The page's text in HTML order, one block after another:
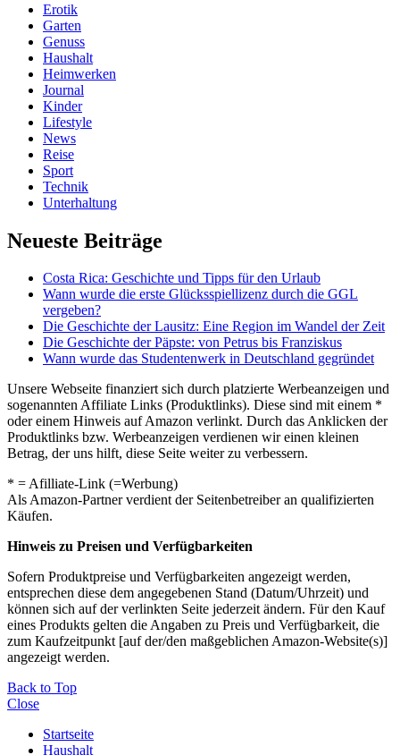
Erotik
Garten
Genuss
Haushalt
Heimwerken
Journal
Kinder
Lifestyle
News
Reise
Sport
Technik
Unterhaltung
Neueste Beiträge
Costa Rica: Geschichte und Tipps für den Urlaub
Wann wurde die erste Glücksspiellizenz durch die GGL
vergeben?
Die Geschichte der Lausitz: Eine Region im Wandel der Zeit
Die Geschichte der Päpste: von Petrus bis Franziskus
Wann wurde das Studentenwerk in Deutschland gegründet
Unsere Webseite finanziert sich durch platzierte Werbeanzeigen und
sogenannten Affiliate Links (Produktlinks). Diese sind mit einem *
oder einem Hinweis auf Amazon verlinkt. Durch das Anklicken der
Produktlinks bzw. Werbeanzeigen verdienen wir einen kleinen
Betrag, der uns hilft, diese Seite weiter zu verbessern.
* = Afilliate-Link (=Werbung)
Als Amazon-Partner verdient der Seitenbetreiber an qualifizierten
Käufen.
Hinweis zu Preisen und Verfügbarkeiten
Sofern Produktpreise und Verfügbarkeiten angezeigt werden,
entsprechen diese dem angegebenen Stand (Datum/Uhrzeit) und
können sich auf der verlinkten Seite jederzeit ändern. Für den Kauf
eines Produkts gelten die Angaben zu Preis und Verfügbarkeit, die
zum Kaufzeitpunkt [auf der/den maßgeblichen Amazon-Website(s)]
angezeigt werden.
Back to Top
Close
Startseite
Haushalt